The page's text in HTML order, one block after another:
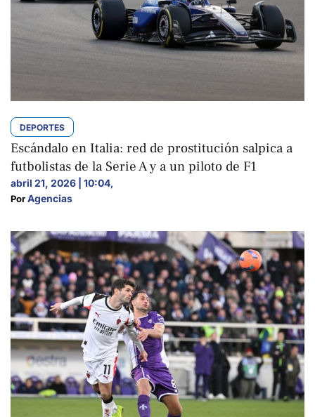
DEPORTES
Escándalo en Italia: red de prostitución salpica a
futbolistas de la Serie A y a un piloto de F1
abril 21, 2026 | 10:04,
Por Agencias